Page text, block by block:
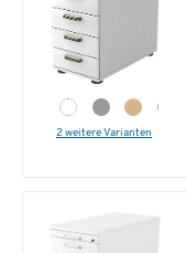
2 weitere Varianten